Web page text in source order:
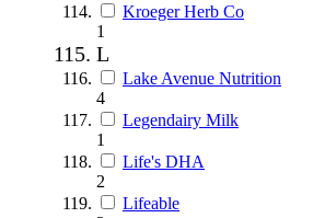
Kroeger Herb Co
1
L
Lake Avenue Nutrition
4
Legendairy Milk
1
Life's DHA
2
Lifeable